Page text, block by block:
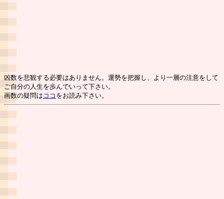
凶数を悲観する必要はありません。運勢を把握し、より一層の注意をして
ご自分の人生を歩んでいって下さい。
画数の疑問は ココ をお読み下さい。